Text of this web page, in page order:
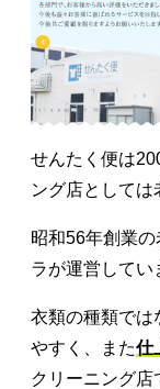
せんたく便は
ング店としては
昭和56年創業
ラが運営してい
衣類の種類では
やすく、また仕
クリーニング店